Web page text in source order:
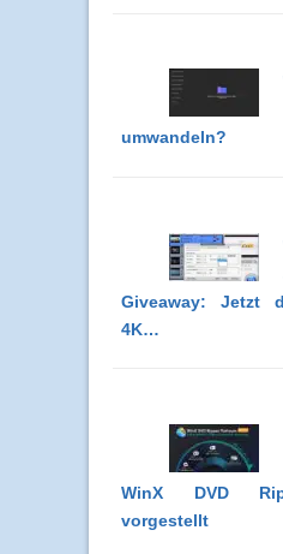
umwandeln?
Giveaway: Jetzt
4K…
WinX DVD
vorgestellt